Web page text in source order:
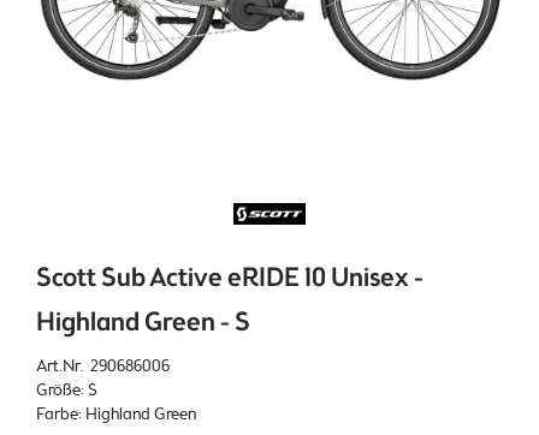
Scott Sub Active eRIDE 10 Unisex -
Highland Green - S
Art.Nr. 290686006
Größe: S
Farbe: Highland Green